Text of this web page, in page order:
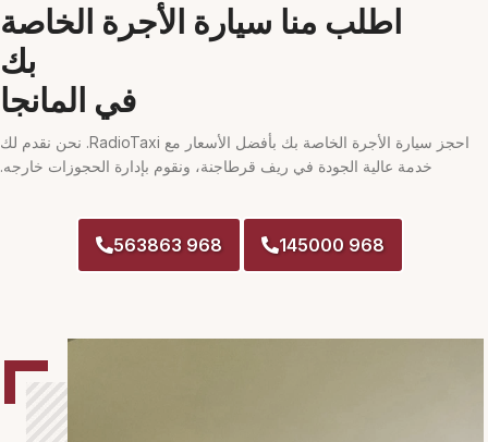
اطلب منا سيارة الأجرة الخاصة
بك
في المانجا
احجز سيارة الأجرة الخاصة بك بأفضل الأسعار مع RadioTaxi. نحن نقدم لك
خدمة عالية الجودة في ريف قرطاجنة، ونقوم بإدارة الحجوزات خارجه.
968 145000
968 563863